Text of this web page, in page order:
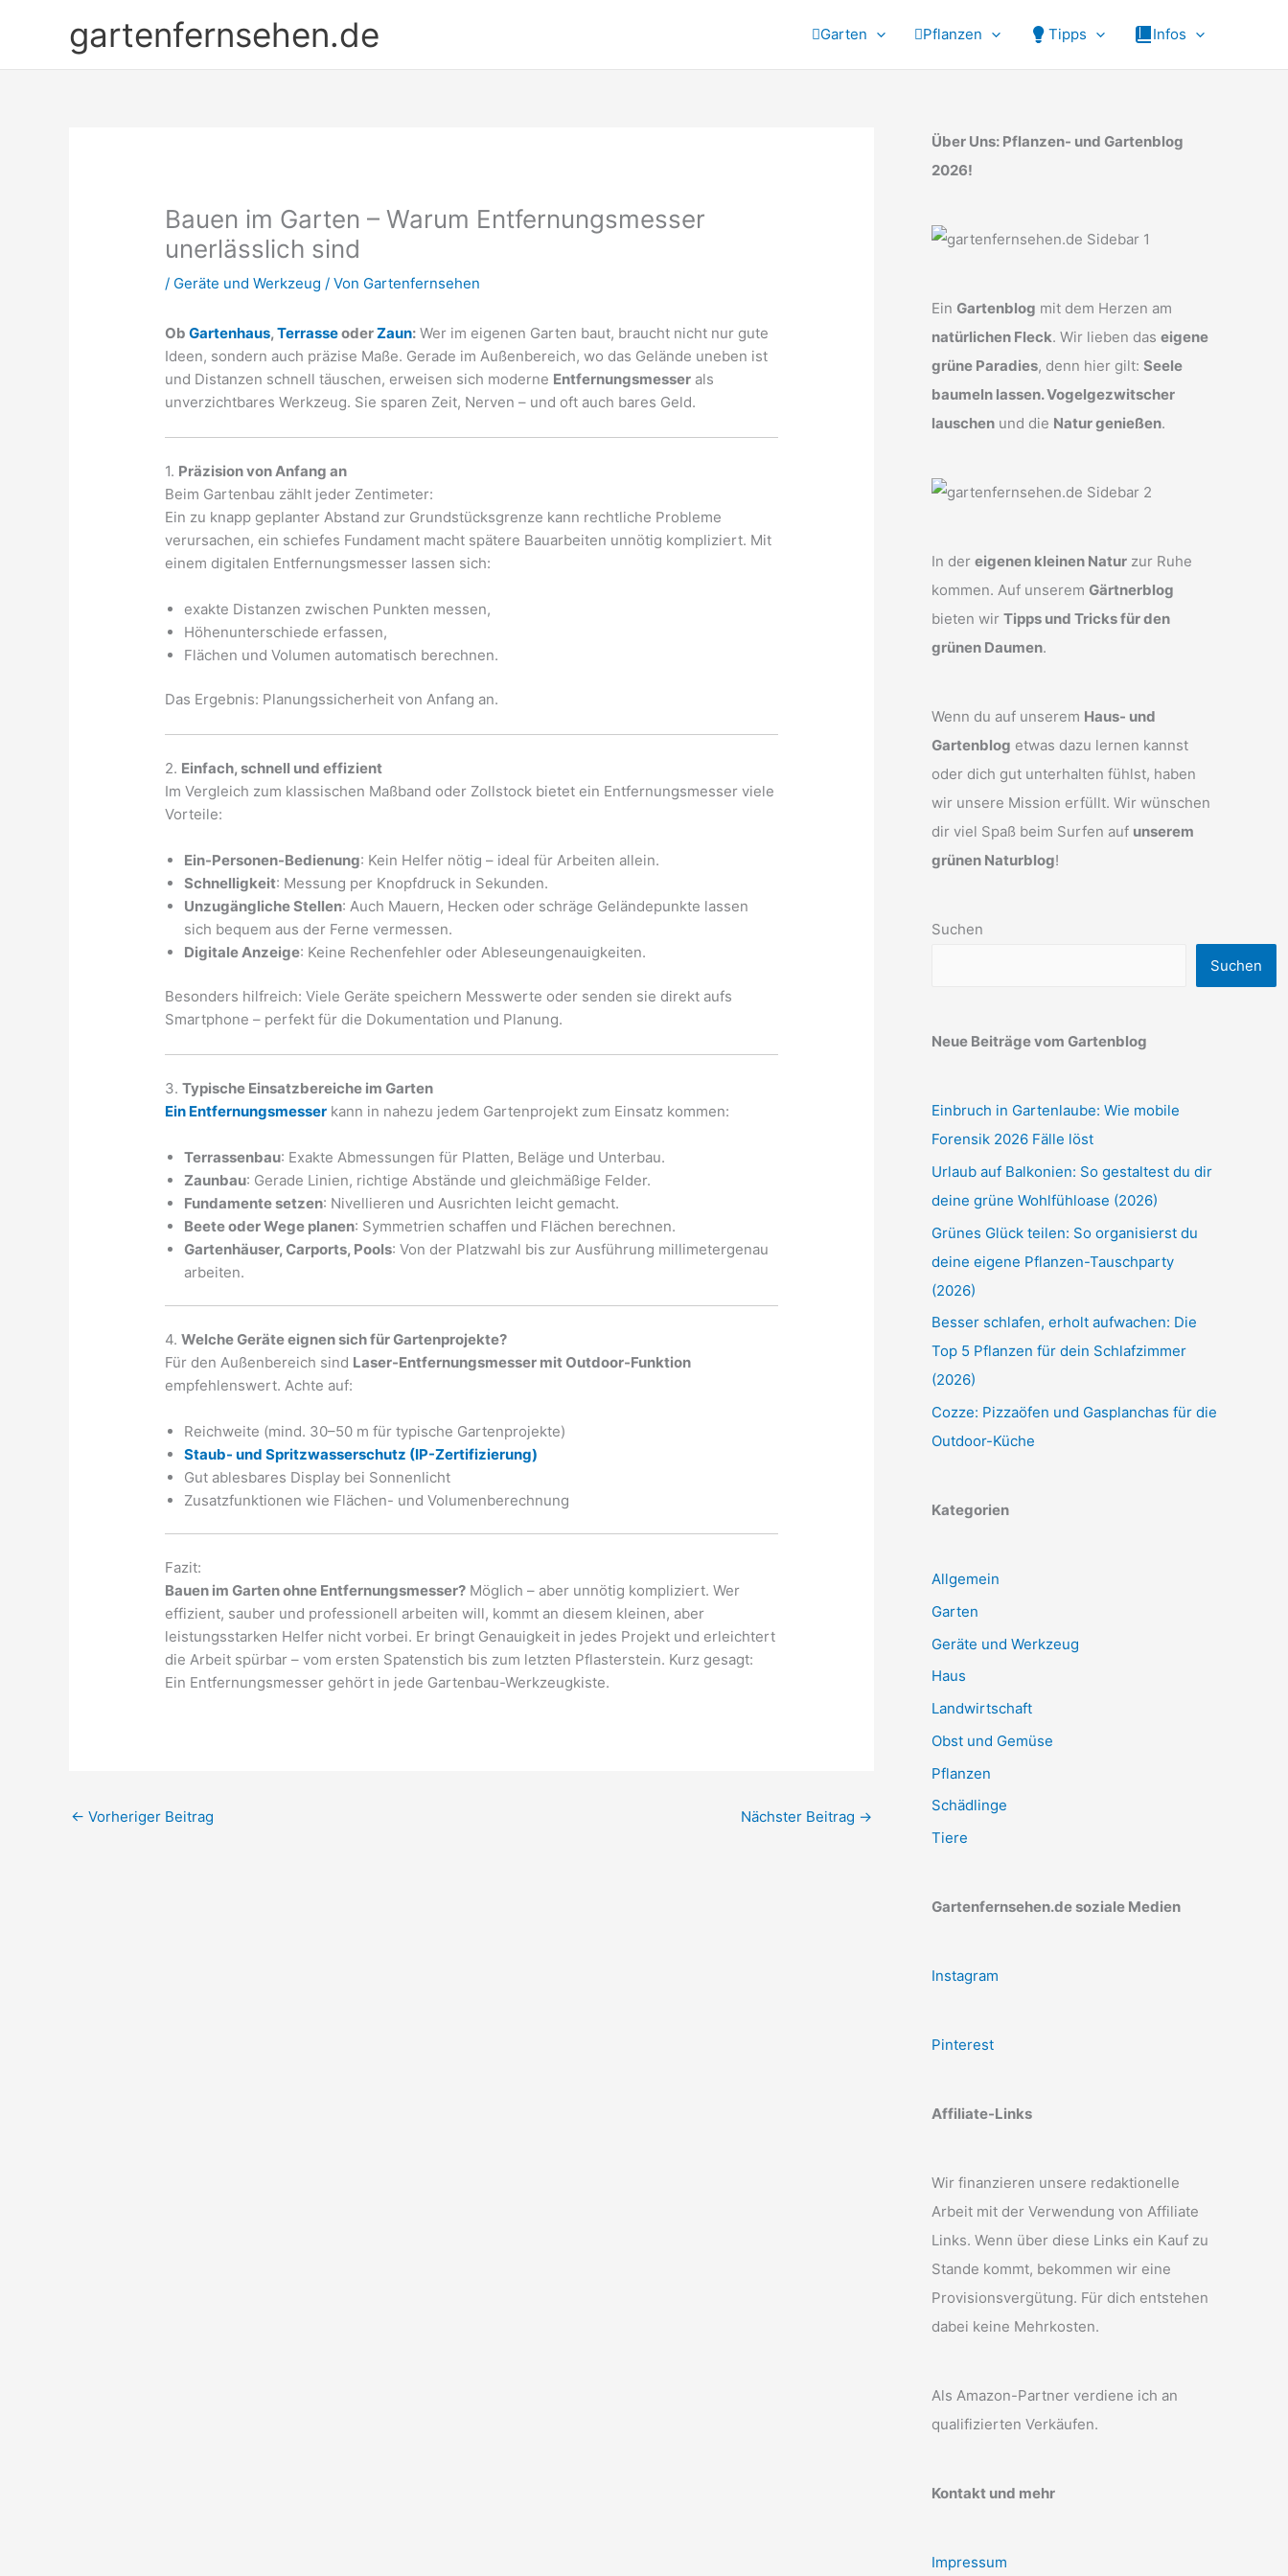
gartenfernsehen.de Garten Pflanzen Tipps Infos
Bauen im Garten – Warum Entfernungsmesser
unerlässlich sind
/ Geräte und Werkzeug / Von Gartenfernsehen
ObGartenhaus,TerrasseoderZaun: Wer im eigenen Garten baut, braucht nicht nur gute
Ideen, sondern auch präzise Maße. Gerade im Außenbereich, wo das Gelände uneben ist
und Distanzen schnell täuschen, erweisen sich moderne Entfernungsmesser als
unverzichtbares Werkzeug. Sie sparen Zeit, Nerven – und oft auch bares Geld.
1. Präzision von Anfang an
Beim Gartenbau zählt jeder Zentimeter:
Ein zu knapp geplanter Abstand zur Grundstücksgrenze kann rechtliche Probleme
verursachen, ein schiefes Fundament macht spätere Bauarbeiten unnötig kompliziert. Mit
einem digitalen Entfernungsmesser lassen sich:
exakte Distanzen zwischen Punkten messen,
Höhenunterschiede erfassen,
Flächen und Volumen automatisch berechnen.
Das Ergebnis: Planungssicherheit von Anfang an.
2. Einfach, schnell und effizient
Im Vergleich zum klassischen Maßband oder Zollstock bietet ein Entfernungsmesser viele
Vorteile:
Ein-Personen-Bedienung: Kein Helfer nötig – ideal für Arbeiten allein.
Schnelligkeit: Messung per Knopfdruck in Sekunden.
Unzugängliche Stellen: Auch Mauern, Hecken oder schräge Geländepunkte lassen
sich bequem aus der Ferne vermessen.
Digitale Anzeige: Keine Rechenfehler oder Ableseungenauigkeiten.
Besonders hilfreich: Viele Geräte speichern Messwerte oder senden sie direkt aufs
Smartphone – perfekt für die Dokumentation und Planung.
3.Typische Einsatzbereiche im Garten
Ein Entfernungsmesser kann in nahezu jedem Gartenprojekt zum Einsatz kommen:
Terrassenbau: Exakte Abmessungen für Platten, Beläge und Unterbau.
Zaunbau: Gerade Linien, richtige Abstände und gleichmäßige Felder.
Fundamente setzen: Nivellieren und Ausrichten leicht gemacht.
Beete oder Wege planen: Symmetrien schaffen und Flächen berechnen.
Gartenhäuser, Carports, Pools: Von der Platzwahl bis zur Ausführung millimetergenau
arbeiten.
4.Welche Geräte eignen sich für Gartenprojekte?
Für den Außenbereich sind Laser-Entfernungsmesser mit Outdoor-Funktion
empfehlenswert. Achte auf:
Reichweite (mind. 30–50 m für typische Gartenprojekte)
Staub- und Spritzwasserschutz (IP-Zertifizierung)
Gut ablesbares Display bei Sonnenlicht
Zusatzfunktionen wie Flächen- und Volumenberechnung
Fazit:
Bauen im Garten ohne Entfernungsmesser? Möglich – aber unnötig kompliziert. Wer
effizient, sauber und professionell arbeiten will, kommt an diesem kleinen, aber
leistungsstarken Helfer nicht vorbei. Er bringt Genauigkeit in jedes Projekt und erleichtert
die Arbeit spürbar – vom ersten Spatenstich bis zum letzten Pflasterstein. Kurz gesagt:
Ein Entfernungsmesser gehört in jede Gartenbau-Werkzeugkiste.
← Vorheriger Beitrag Nächster Beitrag →
Über Uns: Pflanzen- und Gartenblog
2026!
Ein Gartenblog mit dem Herzen am
natürlichen Fleck. Wir lieben das eigene
grüne Paradies, denn hier gilt: Seele
baumeln lassen. Vogelgezwitscher
lauschen und die Natur genießen.
In der eigenen kleinen Natur zur Ruhe
kommen. Auf unserem Gärtnerblog
bieten wir Tipps und Tricks für den
grünen Daumen.
Wenn du auf unserem Haus- und
Gartenblog etwas dazu lernen kannst
oder dich gut unterhalten fühlst, haben
wir unsere Mission erfüllt. Wir wünschen
dir viel Spaß beim Surfen auf unserem
grünen Naturblog!
Suchen
Suchen
Neue Beiträge vom Gartenblog
Einbruch in Gartenlaube: Wie mobile
Forensik 2026 Fälle löst
Urlaub auf Balkonien: So gestaltest du dir
deine grüne Wohlfühloase (2026)
Grünes Glück teilen: So organisierst du
deine eigene Pflanzen-Tauschparty
(2026)
Besser schlafen, erholt aufwachen: Die
Top 5 Pflanzen für dein Schlafzimmer
(2026)
Cozze: Pizzaöfen und Gasplanchas für die
Outdoor-Küche
Kategorien
Allgemein
Garten
Geräte und Werkzeug
Haus
Landwirtschaft
Obst und Gemüse
Pflanzen
Schädlinge
Tiere
Gartenfernsehen.de soziale Medien
Instagram
Pinterest
Affiliate-Links
Wir finanzieren unsere redaktionelle
Arbeit mit der Verwendung von Affiliate
Links. Wenn über diese Links ein Kauf zu
Stande kommt, bekommen wir eine
Provisionsvergütung. Für dich entstehen
dabei keine Mehrkosten.
Als Amazon-Partner verdiene ich an
qualifizierten Verkäufen.
Kontakt und mehr
Impressum